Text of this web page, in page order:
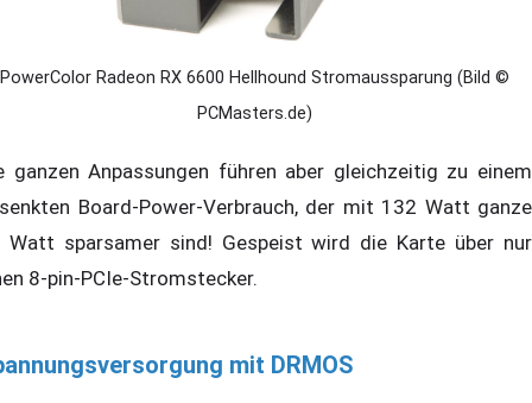
PowerColor Radeon RX 6600 Hellhound Stromaussparung (Bild ©
PCMasters.de)
ganzen Anpassungen führen aber gleichzeitig zu einem
Board-Power-Verbrauch, der mit 132 Watt ganze
Watt sparsamer sind! Gespeist wird die Karte über nur
8-pin-PCIe-Stromstecker.
mit DRMOS